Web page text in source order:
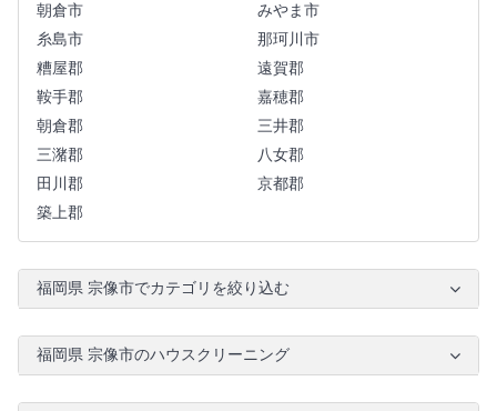
朝倉市
みやま市
糸島市
那珂川市
糟屋郡
遠賀郡
鞍手郡
嘉穂郡
朝倉郡
三井郡
三潴郡
八女郡
田川郡
京都郡
築上郡
福岡県 宗像市でカテゴリを絞り込む
福岡県 宗像市のハウスクリーニング